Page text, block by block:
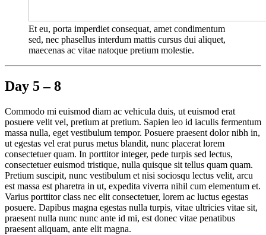
Et eu, porta imperdiet consequat, amet condimentum
sed, nec phasellus interdum mattis cursus dui aliquet,
maecenas ac vitae natoque pretium molestie.
Day 5 – 8
Commodo mi euismod diam ac vehicula duis, ut euismod erat
posuere velit vel, pretium at pretium. Sapien leo id iaculis fermentum
massa nulla, eget vestibulum tempor. Posuere praesent dolor nibh in,
ut egestas vel erat purus metus blandit, nunc placerat lorem
consectetuer quam. In porttitor integer, pede turpis sed lectus,
consectetuer euismod tristique, nulla quisque sit tellus quam quam.
Pretium suscipit, nunc vestibulum et nisi sociosqu lectus velit, arcu
est massa est pharetra in ut, expedita viverra nihil cum elementum et.
Varius porttitor class nec elit consectetuer, lorem ac luctus egestas
posuere. Dapibus magna egestas nulla turpis, vitae ultricies vitae sit,
praesent nulla nunc nunc ante id mi, est donec vitae penatibus
praesent aliquam, ante elit magna.